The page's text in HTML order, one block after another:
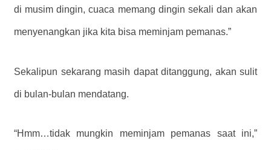
di musim dingin, cuaca memang dingin sekali dan akan
menyenangkan jika kita bisa meminjam pemanas.”
Sekalipun sekarang masih dapat ditanggung, akan sulit
di bulan-bulan mendatang.
“Hmm…tidak mungkin meminjam pemanas saat ini,”